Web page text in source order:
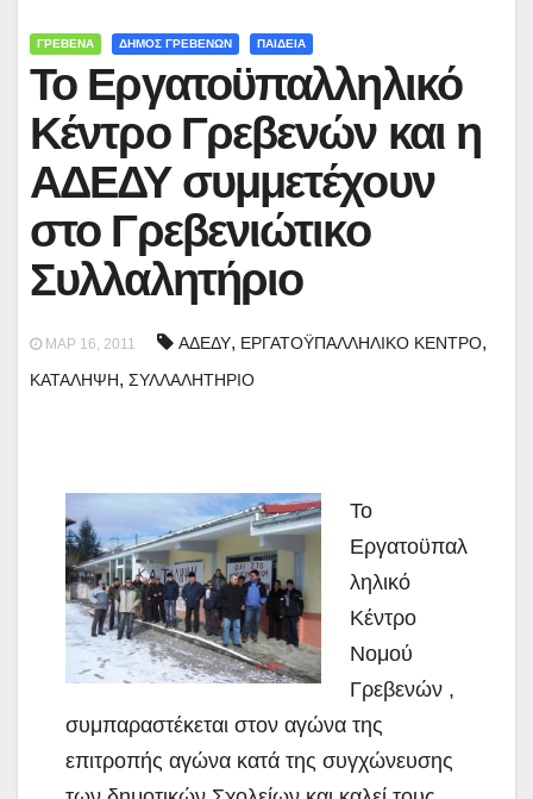
ΓΡΕΒΕΝΑ ΔΗΜΟΣ ΓΡΕΒΕΝΩΝ ΠΑΙΔΕΙΑ
Το Εργατοϋπαλληλικό
Κέντρο Γρεβενών και η
ΑΔΕΔΥ συμμετέχουν
στο Γρεβενιώτικο
Συλλαλητήριο
ΜΑΡ 16, 2011 ΑΔΕΔΥ, ΕΡΓΑΤΟΫΠΑΛΛΗΛΙΚΟ ΚΕΝΤΡΟ,
ΚΑΤΑΛΗΨΗ, ΣΥΛΛΑΛΗΤΗΡΙΟ
Το
Εργατοϋπαλ
ληλικό
Κέντρο
Νομού
Γρεβενών ,
συμπαραστέκεται στον αγώνα της
επιτροπής αγώνα κατά της συγχώνευσης